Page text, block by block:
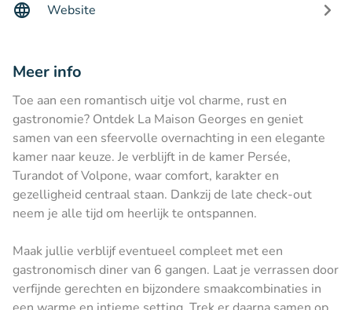
Website
Meer info
Toe aan een romantisch uitje vol charme, rust en
gastronomie? Ontdek La Maison Georges en geniet
samen van een sfeervolle overnachting in een elegante
kamer naar keuze. Je verblijft in de kamer Persée,
Turandot of Volpone, waar comfort, karakter en
gezelligheid centraal staan. Dankzij de late check-out
neem je alle tijd om heerlijk te ontspannen.
Maak jullie verblijf eventueel compleet met een
gastronomisch diner van 6 gangen. Laat je verrassen door
verfijnde gerechten en bijzondere smaakcombinaties in